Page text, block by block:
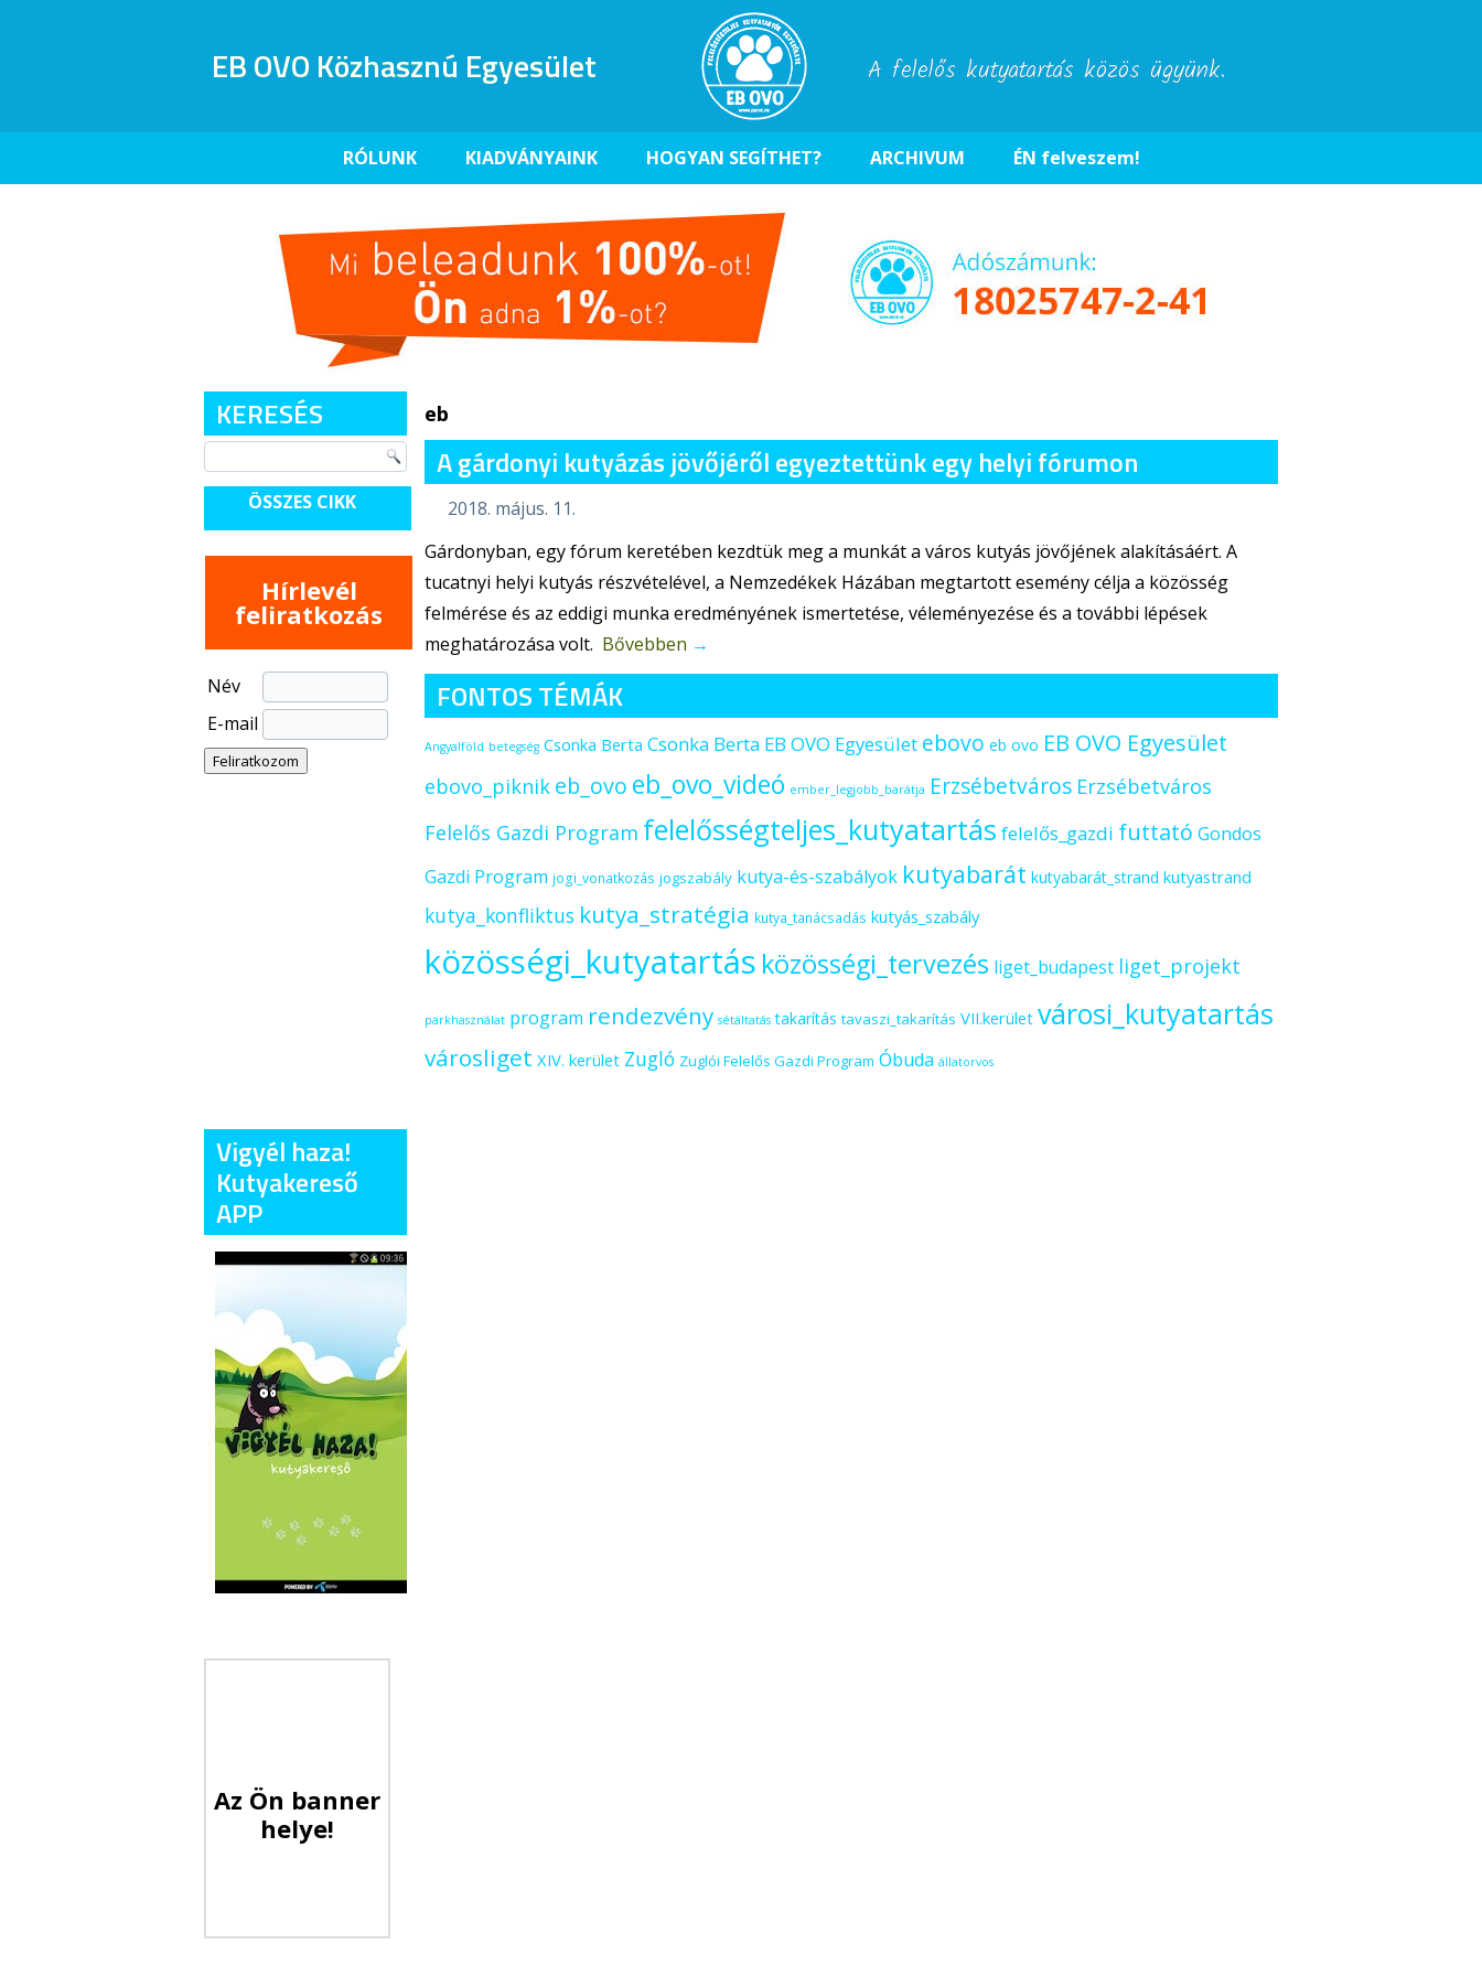
EB OVO Közhasznú Egyesület A felelős kutyatartás közös ügyünk.
RÓLUNK KIADVÁNYAINK HOGYAN SEGÍTHET? ARCHIVUM ÉN felveszem!
KERESÉS
ÖSSZES CIKK
Hírlevél
feliratkozás
Név
E-mail
Vigyél haza!
Kutyakereső
APP
Az Ön banner
helye!
eb
A gárdonyi kutyázás jövőjéről egyeztettünk egy helyi fórumon
2018. május. 11.
Gárdonyban, egy fórum keretében kezdtük meg a munkát a város kutyás jövőjének alakításáért. A
tucatnyi helyi kutyás részvételével, a Nemzedékek Házában megtartott esemény célja a közösség
felmérése és az eddigi munka eredményének ismertetése, véleményezése és a további lépések
meghatározása volt. Bővebben →
FONTOS TÉMÁK
Angyalföld betegség Csonka Berta Csonka Berta EB OVO Egyesület ebovo eb ovo EB OVO Egyesület
ebovo_piknik eb_ovo eb_ovo_videó ember_legjobb_barátja Erzsébetváros Erzsébetváros
Felelős Gazdi Program felelősségteljes_kutyatartás felelős_gazdi futtató Gondos
Gazdi Program jogi_vonatkozás jogszabály kutya-és-szabályok kutyabarát kutyabarát_strand kutyastrand
kutya_konfliktus kutya_stratégia kutya_tanácsadás kutyás_szabály
közösségi_kutyatartás közösségi_tervezés liget_budapest liget_projekt
parkhasználat program rendezvény sétáltatás takarítás tavaszi_takarítás VII.kerület városi_kutyatartás
városliget XIV. kerület Zugló Zuglói Felelős Gazdi Program Óbuda állatorvos